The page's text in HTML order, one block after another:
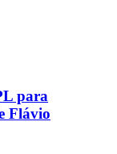
para
Flávio